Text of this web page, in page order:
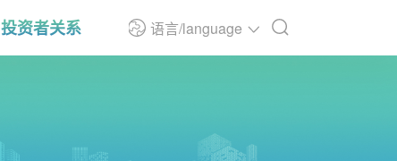
投资者关系 语言/language